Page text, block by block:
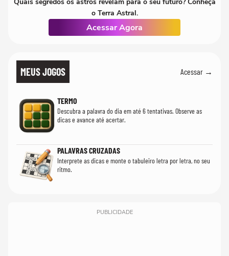
o Terra Astral.
Acessar Agora
MEUS JOGOS Acessar →
TERMO
Descubra a palavra do dia em até 6 tentativas. Observe as
dicas e avance até acertar.
PALAVRAS CRUZADAS
Interprete as dicas e monte o tabuleiro letra por letra, no seu
ritmo.
PUBLICIDADE